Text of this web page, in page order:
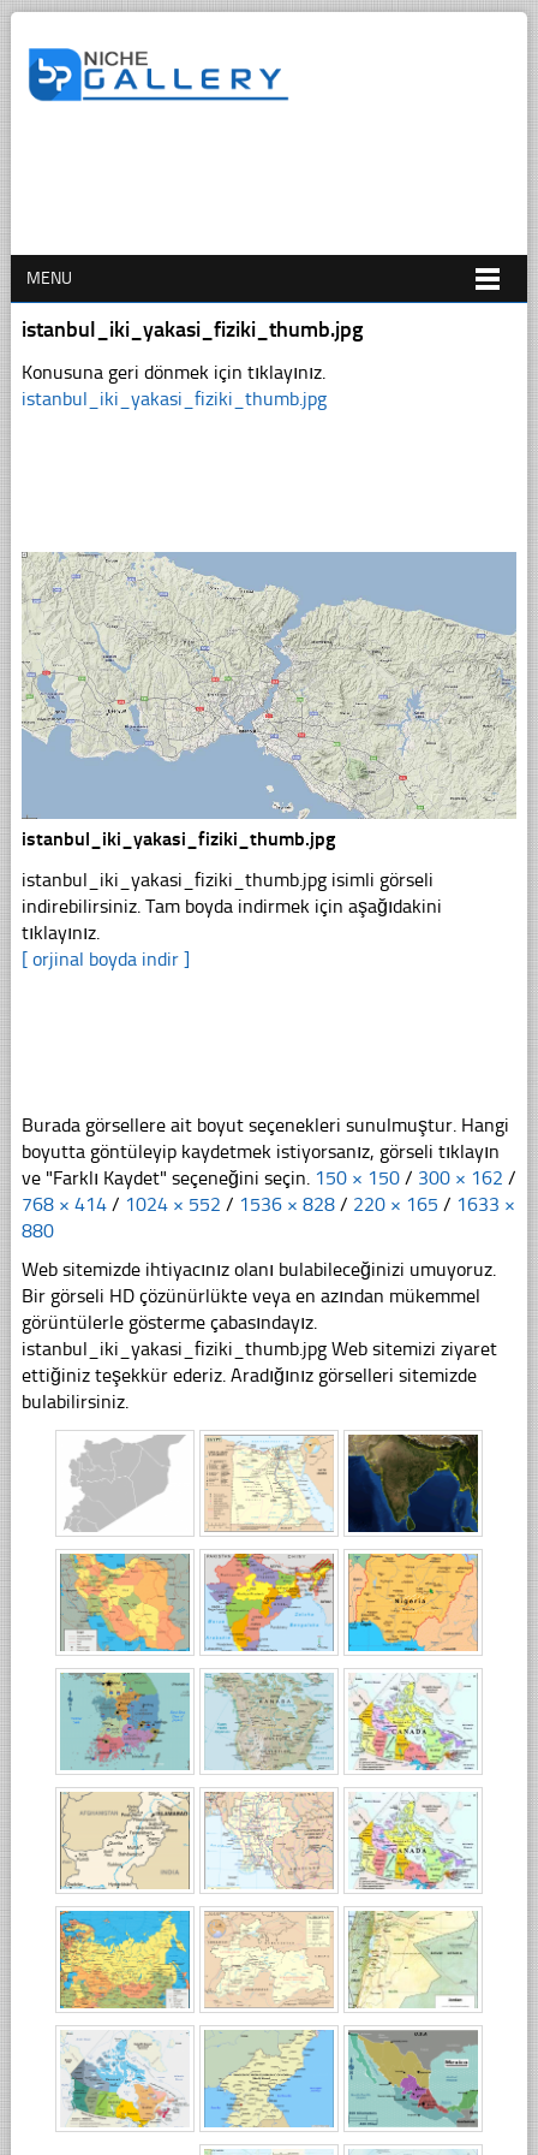
MENU
istanbul_iki_yakasi_fiziki_thumb.jpg
Konusuna geri dönmek için tıklayınız.
istanbul_iki_yakasi_fiziki_thumb.jpg
istanbul_iki_yakasi_fiziki_thumb.jpg
istanbul_iki_yakasi_fiziki_thumb.jpg isimli görseli
indirebilirsiniz. Tam boyda indirmek için aşağıdakini
tıklayınız.
[ orjinal boyda indir ]
Burada görsellere ait boyut seçenekleri sunulmuştur. Hangi
boyutta göntüleyip kaydetmek istiyorsanız, görseli tıklayın
ve "Farklı Kaydet" seçeneğini seçin. 150 × 150 / 300 × 162 /
768 × 414 / 1024 × 552 / 1536 × 828 / 220 × 165 / 1633 ×
880
Web sitemizde ihtiyacınız olanı bulabileceğinizi umuyoruz.
Bir görseli HD çözünürlükte veya en azından mükemmel
görüntülerle gösterme çabasındayız.
istanbul_iki_yakasi_fiziki_thumb.jpg Web sitemizi ziyaret
ettiğiniz teşekkür ederiz. Aradığınız görselleri sitemizde
bulabilirsiniz.